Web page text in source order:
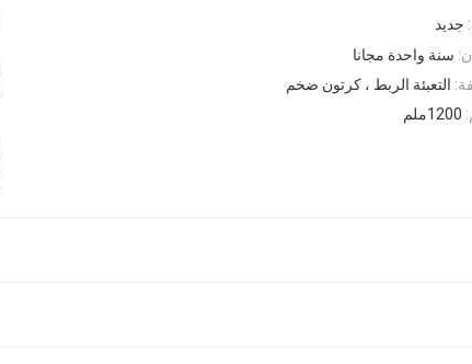
جديد
سنة واحدة مجانا
التعبئة الربط ، كرتون ضخم
1200ملم